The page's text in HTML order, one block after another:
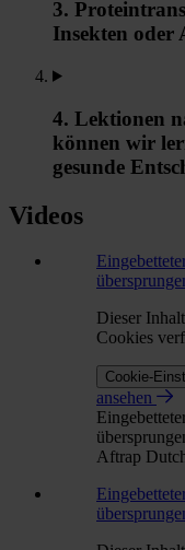
3.
Insekten oder
4. Lektionen
können wir
gesunde
Videos
Dieser
Cookies
Cookie-
ansehen
Aftrap